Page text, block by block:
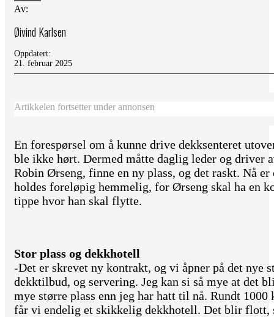
Av:
Øivind Karlsen
Oppdatert:
21. februar 2025
Artikkelen fortsetter under annonsen
En forespørsel om å kunne drive dekksenteret
ble ikke hørt. Dermed måtte daglig leder og driver
Robin Ørseng, finne en ny plass, og det raskt. Nå er
holdes foreløpig hemmelig, for Ørseng skal ha en
tippe hvor han skal flytte.
Stor plass og dekkhotell
-Det er skrevet ny kontrakt, og vi åpner på det nye
dekktilbud, og servering. Jeg kan si så mye at det
mye større plass enn jeg har hatt til nå. Rundt
får vi endelig et skikkelig dekkhotell. Det blir flott,